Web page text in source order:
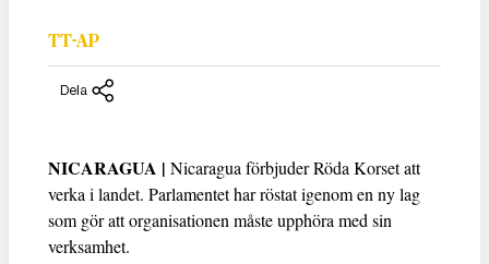
TT-AP
Dela
NICARAGUA | Nicaragua förbjuder Röda Korset att
verka i landet. Parlamentet har röstat igenom en ny lag
som gör att organisationen måste upphöra med sin
verksamhet.